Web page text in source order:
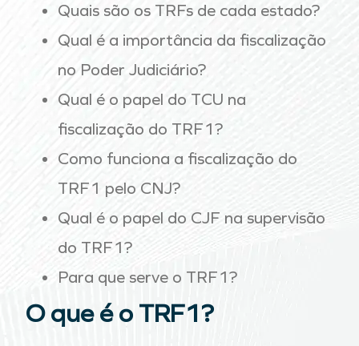
Quais são os TRFs de cada estado?
Qual é a importância da fiscalização
no Poder Judiciário?
Qual é o papel do TCU na
fiscalização do TRF1?
Como funciona a fiscalização do
TRF1 pelo CNJ?
Qual é o papel do CJF na supervisão
do TRF1?
Para que serve o TRF1?
O que é o TRF1?